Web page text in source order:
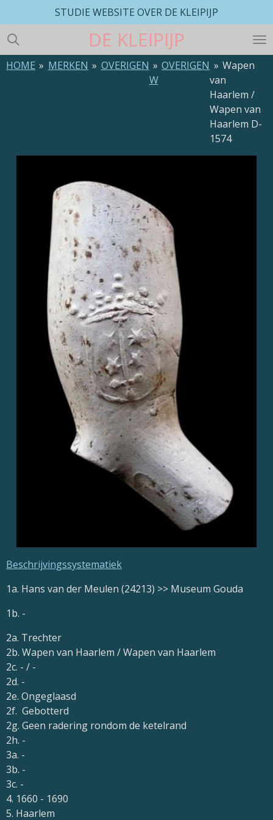
direct
naar
de
hoofdinhoud
DE KLEIPIJP
STUDIE WEBSITE OVER DE KLEIPIJP
HOME » MERKEN » OVERIGEN » OVERIGEN
W
» Wapen
van
Haarlem /
Wapen van
Haarlem D-
1574
Beschrijvingssystematiek
1a. Hans van der Meulen (24213) >> Museum Gouda
1b. -
2a. Trechter
2b. Wapen van Haarlem / Wapen van Haarlem
2c. - / -
2d. -
2e. Ongeglaasd
2f. Gebotterd
2g. Geen radering rondom de ketelrand
2h. -
3a. -
3b. -
3c. -
4. 1660 - 1690
5. Haarlem